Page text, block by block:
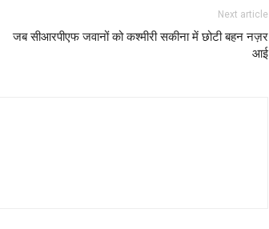
Next article
जब सीआरपीएफ जवानों को कश्मीरी सकीना में छोटी बहन नज़र
आई